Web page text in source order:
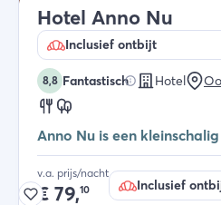
Hotel Anno Nu
Inclusief ontbijt
8,8 Fantastisch Hotel
Anno Nu is een
v.a. prijs/nacht
€ 79,10 Inclusief